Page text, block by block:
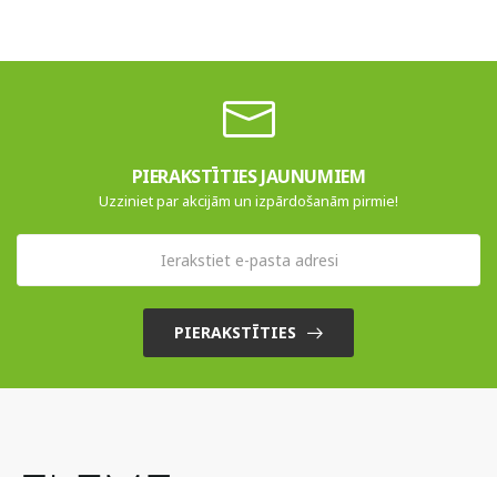
PIERAKSTĪTIES JAUNUMIEM
Uzziniet par akcijām un izpārdošanām pirmie!
PIERAKSTĪTIES